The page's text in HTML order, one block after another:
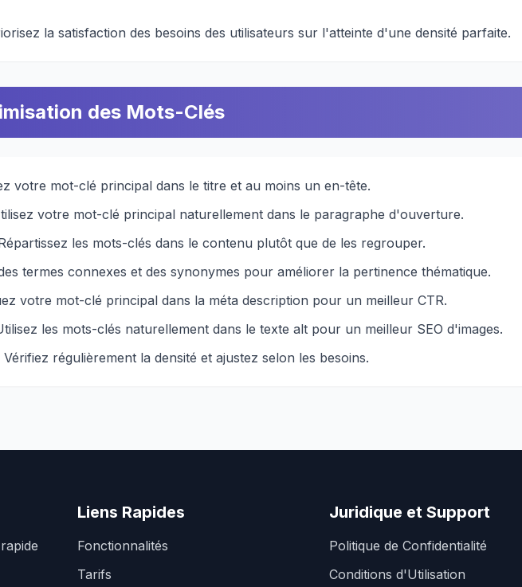
la satisfaction des besoins des utilisateurs sur l'atteinte d'une densité parfaite.
des Mots-Clés
votre mot-clé principal dans le titre et au moins un en-tête.
votre mot-clé principal naturellement dans le paragraphe d'ouverture.
les mots-clés dans le contenu plutôt que de les regrouper.
termes connexes et des synonymes pour améliorer la pertinence thématique.
votre mot-clé principal dans la méta description pour un meilleur CTR.
les mots-clés naturellement dans le texte alt pour un meilleur SEO d'images.
Vérifiez régulièrement la densité et ajustez selon les besoins.
Liens Rapides
Fonctionnalités
Tarifs
Juridique et Support
Politique de Confidentialité
Conditions d'Utilisation